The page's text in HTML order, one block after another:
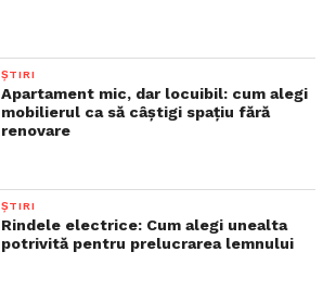
ȘTIRI
Apartament mic, dar locuibil: cum alegi
mobilierul ca să câștigi spațiu fără
renovare
ȘTIRI
Rindele electrice: Cum alegi unealta
potrivită pentru prelucrarea lemnului